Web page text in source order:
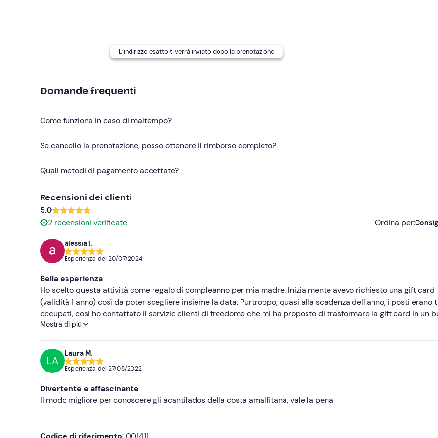
Non dimenticare di portare
Crema solare
L’indirizzo esatto ti verrà inviato dopo la prenotazione
Domande frequenti
Come funziona in caso di maltempo?
Se cancello la prenotazione, posso ottenere il rimborso completo?
Quali metodi di pagamento accettate?
Recensioni dei clienti
5.0
2 recensioni verificate Ordina per:
Meno recenti
Più alte
alessia l.
Esperienza del 20/07/2024
Bella esperienza
Ho scelto questa attività come regalo di compleanno per mia madre. Inizialmente avevo richiesto una gift card
(validità 1 anno) così da poter scegliere insieme la data. Purtroppo, quasi alla scadenza dell'anno, i posti erano tutti
occupati, cosi ho contattato il servizio clienti di freedome che mi ha proposto di trasformare la gift card in un
da sfruttare entro 6 mesi dalla richiesta. Tutto risolto in pochi minuti! Personale disponibile, alla mano e pronto ad
Mostra di più
LA
Laura M.
Esperienza del 27/08/2022
Divertente e affascinante
Il modo migliore per conoscere gli acantilados della costa amalfitana, vale la pena
Codice di riferimento: 001411